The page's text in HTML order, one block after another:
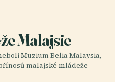
Malajsie
Muzium Belia Malaysia,
malajské mládeže